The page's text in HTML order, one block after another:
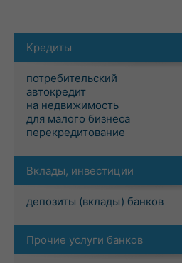
Кредиты
потребительский
автокредит
на недвижимость
для малого бизнеса
перекредитование
Вклады, инвестиции
депозиты (вклады) банков
Прочие услуги банков